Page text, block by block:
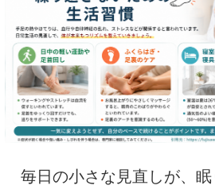
毎日の小さな見直しが、